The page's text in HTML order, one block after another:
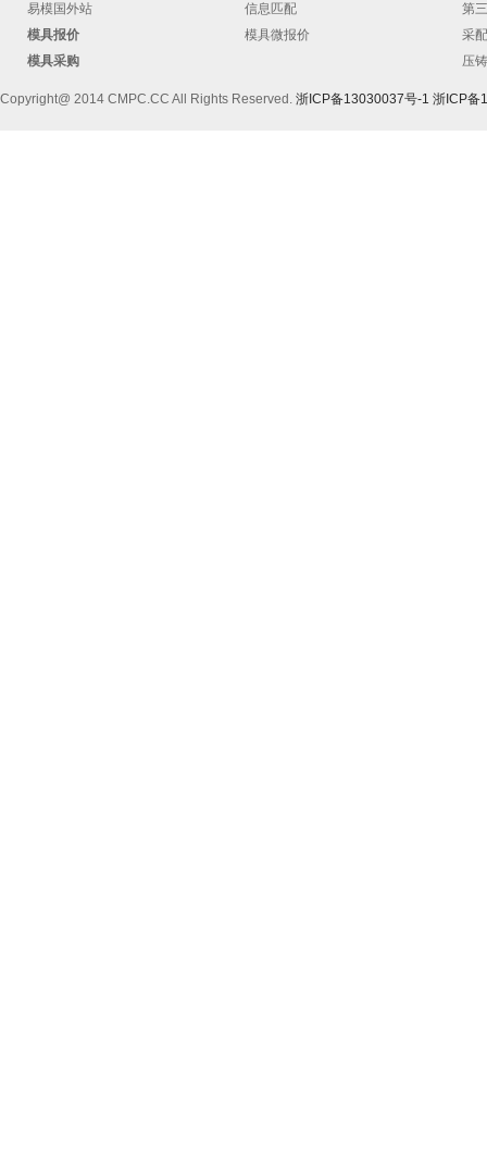
易模国外站
模具报价
模具采购
信息匹配
模具微报价
第
采
压
Copyright@ 2014 CMPC.CC All Rights Reserved. 浙ICP备13030037号-1 浙ICP备